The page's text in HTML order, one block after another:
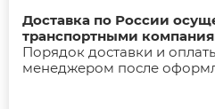
Доставка по России
транспортными
Порядок доставки и
менеджером после